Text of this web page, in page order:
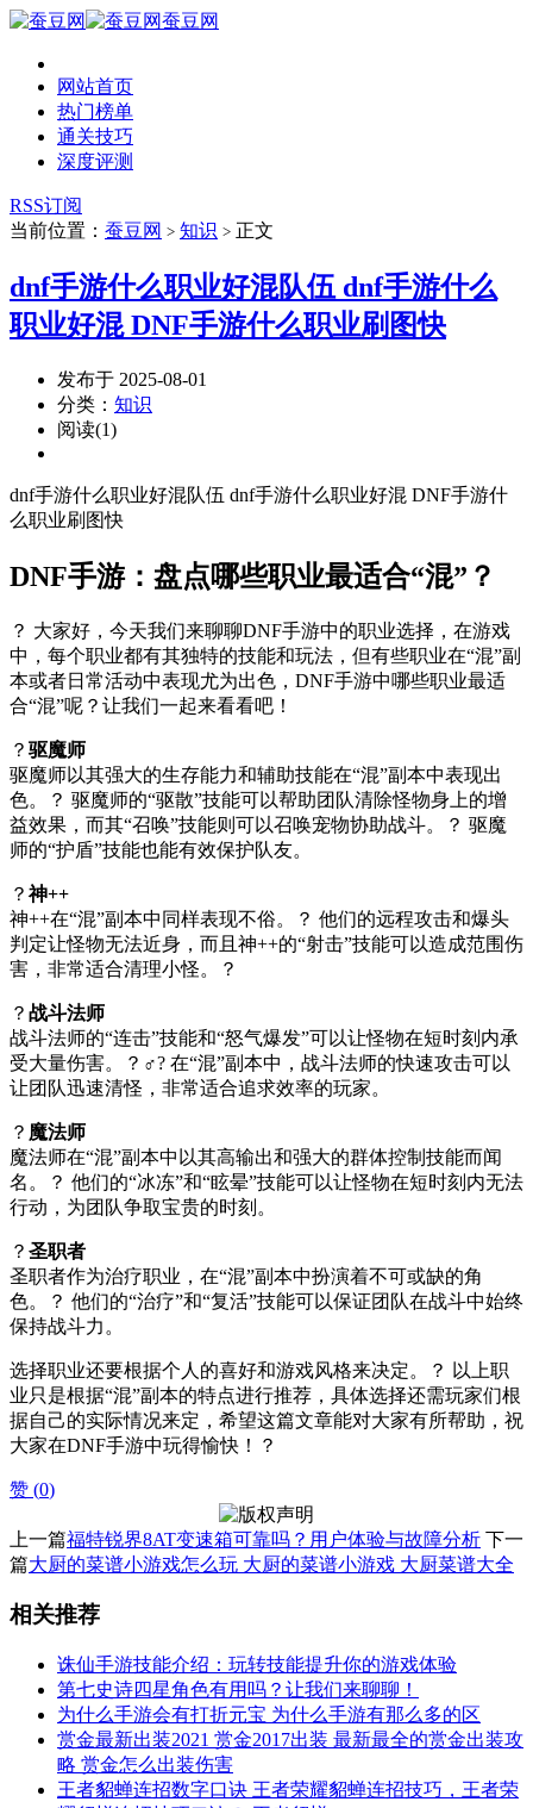
蚕豆网
网站首页
热门榜单
通关技巧
深度评测
RSS订阅
当前位置： 蚕豆网 > 知识 > 正文
dnf手游什么职业好混队伍 dnf手游什么
职业好混 DNF手游什么职业刷图快
发布于 2025-08-01
分类： 知识
阅读(1)
dnf手游什么职业好混队伍 dnf手游什么职业好混 DNF手游什
么职业刷图快
DNF手游：盘点哪些职业最适合“混”？
？ 大家好，今天我们来聊聊DNF手游中的职业选择，在游戏
中，每个职业都有其独特的技能和玩法，但有些职业在“混”副
本或者日常活动中表现尤为出色，DNF手游中哪些职业最适
合“混”呢？让我们一起来看看吧！
？ 驱魔师
驱魔师以其强大的生存能力和辅助技能在“混”副本中表现出
色。？ 驱魔师的“驱散”技能可以帮助团队清除怪物身上的增
益效果，而其“召唤”技能则可以召唤宠物协助战斗。？ 驱魔
师的“护盾”技能也能有效保护队友。
？神++
神++在“混”副本中同样表现不俗。？ 他们的远程攻击和爆头
判定让怪物无法近身，而且神++的“射击”技能可以造成范围伤
害，非常适合清理小怪。？
？ 战斗法师
战斗法师的“连击”技能和“怒气爆发”可以让怪物在短时刻内承
受大量伤害。？♂? 在“混”副本中，战斗法师的快速攻击可以
让团队迅速清怪，非常适合追求效率的玩家。
？ 魔法师
魔法师在“混”副本中以其高输出和强大的群体控制技能而闻
名。？ 他们的“冰冻”和“眩晕”技能可以让怪物在短时刻内无法
行动，为团队争取宝贵的时刻。
？ 圣职者
圣职者作为治疗职业，在“混”副本中扮演着不可或缺的角
色。？ 他们的“治疗”和“复活”技能可以保证团队在战斗中始终
保持战斗力。
选择职业还要根据个人的喜好和游戏风格来决定。？ 以上职
业只是根据“混”副本的特点进行推荐，具体选择还需玩家们根
据自己的实际情况来定，希望这篇文章能对大家有所帮助，祝
大家在DNF手游中玩得愉快！？
赞 (0)
上一篇福特锐界8AT变速箱可靠吗？用户体验与故障分析 下一
篇大厨的菜谱小游戏怎么玩 大厨的菜谱小游戏 大厨菜谱大全
相关推荐
诛仙手游技能介绍：玩转技能提升你的游戏体验
第七史诗四星角色有用吗？让我们来聊聊！
为什么手游会有打折元宝 为什么手游有那么多的区
赏金最新出装2021 赏金2017出装 最新最全的赏金出装攻
略 赏金怎么出装伤害
王者貂蝉连招数字口诀 王者荣耀貂蝉连招技巧，王者荣